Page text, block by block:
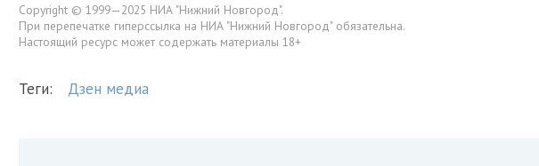
Copyright © 1999—2025 НИА "Нижний Новгород".
При перепечатке гиперссылка на НИА "Нижний Новгород" обязательна.
Настоящий ресурс может содержать материалы 18+
Теги: Дзен медиа